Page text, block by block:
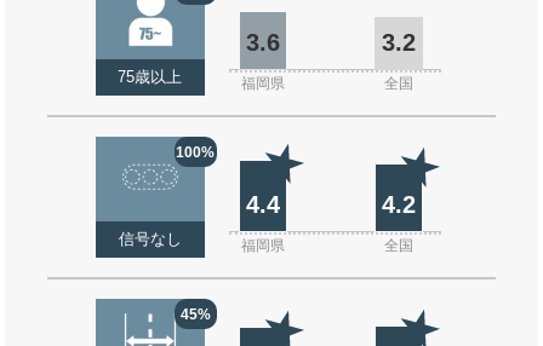
75歳以上
3.6 3.2
福岡県 全国
100%
信号なし
4.4 4.2
福岡県 全国
45%